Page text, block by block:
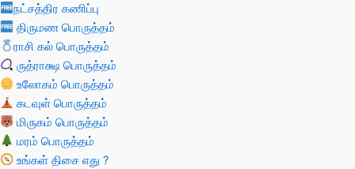
நட்சத்திர கணிப்பு
திருமண பொருத்தம்
ராசி கல் பொருத்தம்
ருத்ராக்ஷ பொருத்தம்
உலோகம் பொருத்தம்
கடவுள் பொருத்தம்
மிருகம் பொருத்தம்
மரம் பொருத்தம்
உங்கள் திசை எது ?